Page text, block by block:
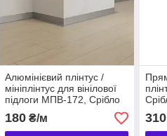
Алюмінієвий плінтус /
мініплінтус для вінілової
підлоги МПВ-172, Срібло
180₴/м 310